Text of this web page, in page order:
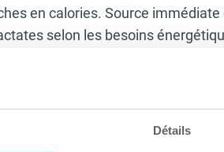
Détails
en calories. Source
selon les besoins
santé, que vous soyez sportif ou